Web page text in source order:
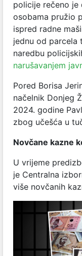
policije rečeno je
osobama pružio
ispred radne
jednu od parcela
naredbu
narušavanjem
Pored Borisa
načelnik Donjeg
2024. godine
zbog učešća u
Novčane kazne
U vrijeme
je Centralna
više novčanih